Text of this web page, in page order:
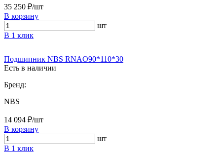
35 250 ₽/шт
В корзину
шт
В 1 клик
Подшипник NBS RNAO90*110*30
Есть в наличии
Бренд:
NBS
14 094 ₽/шт
В корзину
шт
В 1 клик